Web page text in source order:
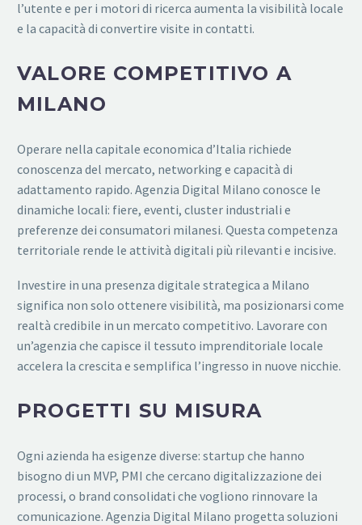
l’utente e per i motori di ricerca aumenta la visibilità locale
e la capacità di convertire visite in contatti.
VALORE COMPETITIVO A
MILANO
Operare nella capitale economica d’Italia richiede
conoscenza del mercato, networking e capacità di
adattamento rapido. Agenzia Digital Milano conosce le
dinamiche locali: fiere, eventi, cluster industriali e
preferenze dei consumatori milanesi. Questa competenza
territoriale rende le attività digitali più rilevanti e incisive.
Investire in una presenza digitale strategica a Milano
significa non solo ottenere visibilità, ma posizionarsi come
realtà credibile in un mercato competitivo. Lavorare con
un’agenzia che capisce il tessuto imprenditoriale locale
accelera la crescita e semplifica l’ingresso in nuove nicchie.
PROGETTI SU MISURA
Ogni azienda ha esigenze diverse: startup che hanno
bisogno di un MVP, PMI che cercano digitalizzazione dei
processi, o brand consolidati che vogliono rinnovare la
comunicazione. Agenzia Digital Milano progetta soluzioni